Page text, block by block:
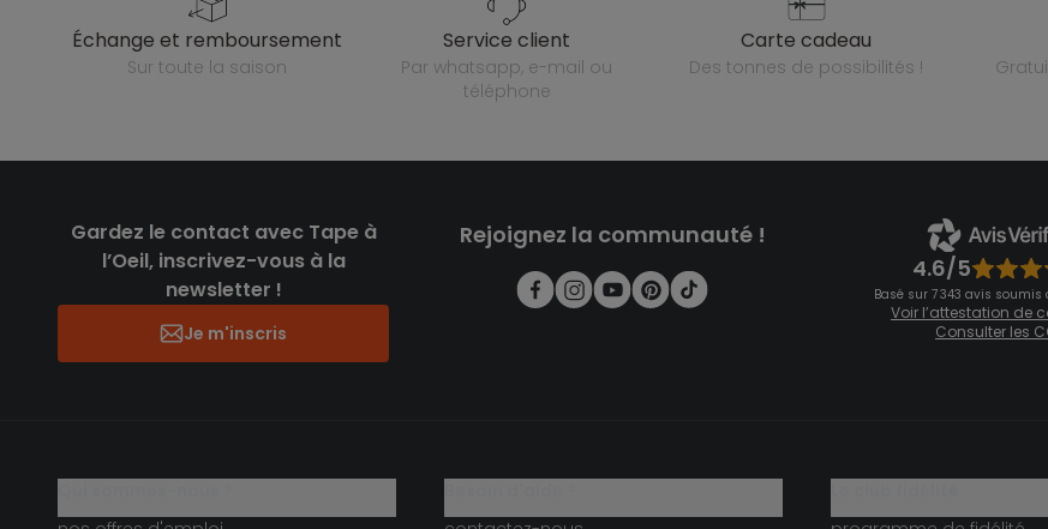
échange et remboursement
sur toute la saison
service client
par whatsapp, e-mail ou
téléphone
carte cadeau
des tonnes de possibilités !
Gardez le contact avec Tape à
l’Oeil, inscrivez-vous à la
newsletter !
Je m'inscris
Rejoignez la communauté !
4.6/5
Basé sur 7 343 avis
Voir l’attestation de
Consulter les